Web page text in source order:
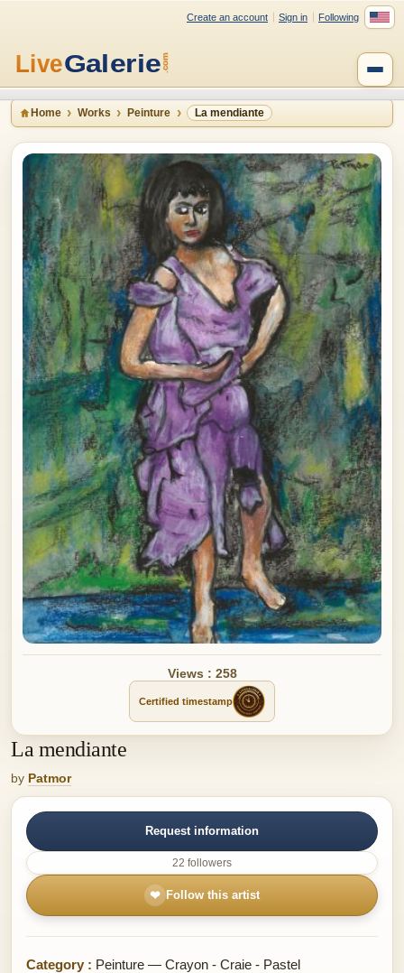
Create an account Sign in Following
Home Works Peinture La mendiante
Views : 258
Certified timestamp
La mendiante
by Patmor
Request information
22 followers
❤ Follow this artist
Category : Peinture — Crayon - Craie - Pastel